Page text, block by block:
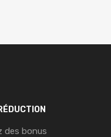
des bonus